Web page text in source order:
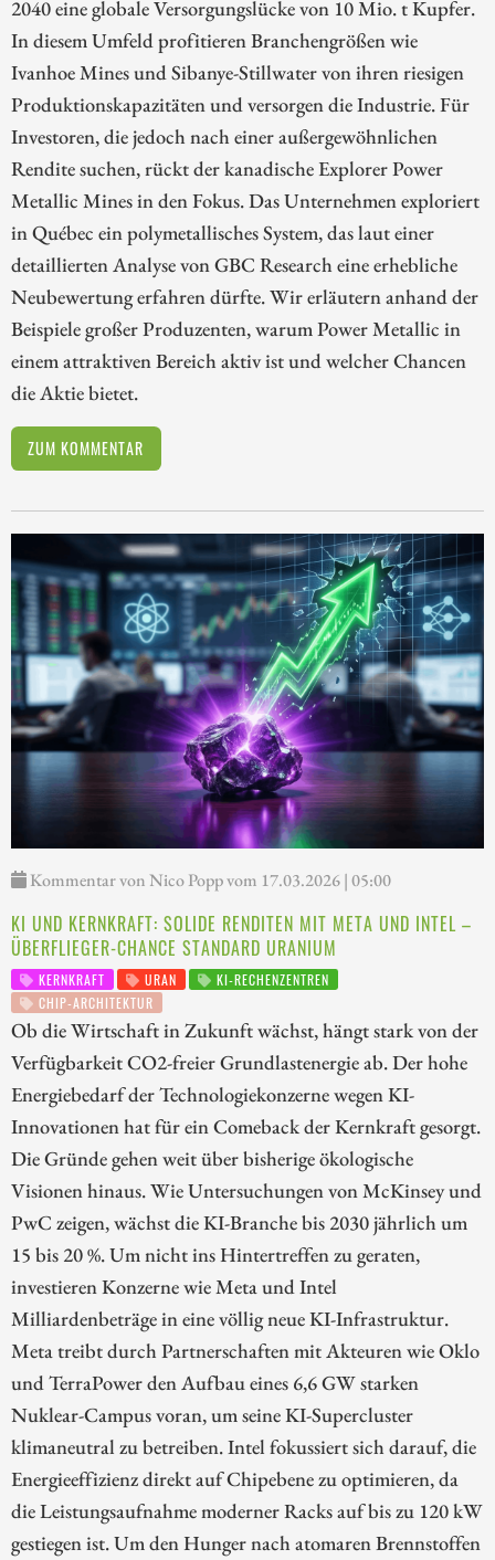
2040 eine globale Versorgungslücke von 10 Mio. t Kupfer.
In diesem Umfeld profitieren Branchengrößen wie
Ivanhoe Mines und Sibanye-Stillwater von ihren riesigen
Produktionskapazitäten und versorgen die Industrie. Für
Investoren, die jedoch nach einer außergewöhnlichen
Rendite suchen, rückt der kanadische Explorer Power
Metallic Mines in den Fokus. Das Unternehmen exploriert
in Québec ein polymetallisches System, das laut einer
detaillierten Analyse von GBC Research eine erhebliche
Neubewertung erfahren dürfte. Wir erläutern anhand der
Beispiele großer Produzenten, warum Power Metallic in
einem attraktiven Bereich aktiv ist und welcher Chancen
die Aktie bietet.
ZUM KOMMENTAR
Kommentar von Nico Popp vom 17.03.2026 | 05:00
KI UND KERNKRAFT: SOLIDE RENDITEN MIT META UND INTEL –
ÜBERFLIEGER-CHANCE STANDARD URANIUM
KERNKRAFT URAN
KI-RECHENZENTREN
CHIP-ARCHITEKTUR
Ob die Wirtschaft in Zukunft wächst, hängt stark von der
Verfügbarkeit CO2-freier Grundlastenergie ab. Der hohe
Energiebedarf der Technologiekonzerne wegen KI-
Innovationen hat für ein Comeback der Kernkraft gesorgt.
Die Gründe gehen weit über bisherige ökologische
Visionen hinaus. Wie Untersuchungen von McKinsey und
PwC zeigen, wächst die KI-Branche bis 2030 jährlich um
15 bis 20 %. Um nicht ins Hintertreffen zu geraten,
investieren Konzerne wie Meta und Intel
Milliardenbeträge in eine völlig neue KI-Infrastruktur.
Meta treibt durch Partnerschaften mit Akteuren wie Oklo
und TerraPower den Aufbau eines 6,6 GW starken
Nuklear-Campus voran, um seine KI-Supercluster
klimaneutral zu betreiben. Intel fokussiert sich darauf, die
Energieeffizienz direkt auf Chipebene zu optimieren, da
die Leistungsaufnahme moderner Racks auf bis zu 120 kW
gestiegen ist. Um den Hunger nach atomaren Brennstoffen